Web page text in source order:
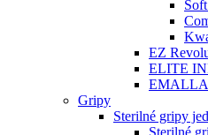
EZ
ELITE
EMALLA
Gripy
Sterilné gripy
Sterilné